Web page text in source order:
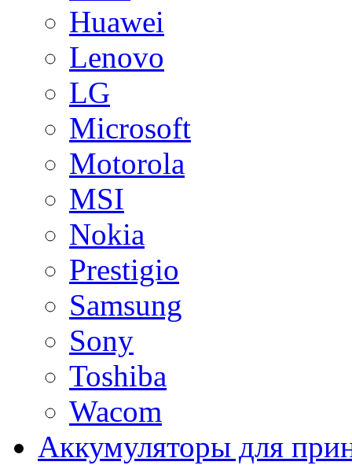
Huawei
Lenovo
LG
Microsoft
Motorola
MSI
Nokia
Prestigio
Samsung
Sony
Toshiba
Wacom
Аккумуляторы для